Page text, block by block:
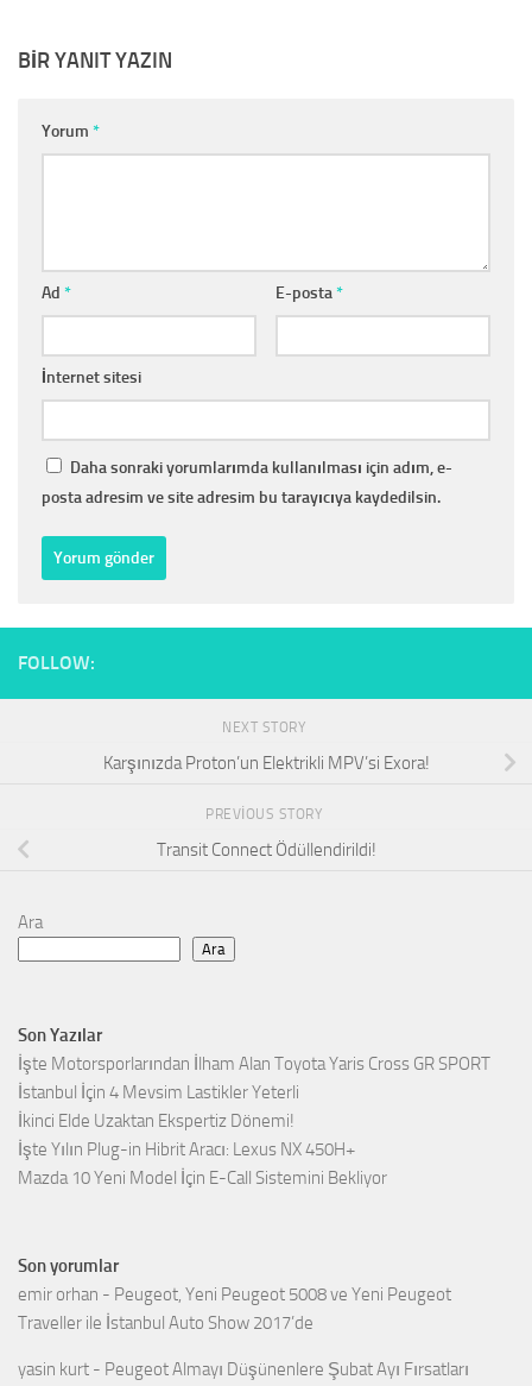
BIR YANIT YAZIN
Yorum *
Ad * E-posta*
İnternet sitesi
Daha sonraki yorumlarımda kullanılması için adım, e-
posta adresim ve site adresim bu tarayıcıya kaydedilsin.
FOLLOW:
NEXT STORY
Karşınızda Proton’un Elektrikli MPV’si Exora!
PREVIOUS STORY
Transit Connect Ödüllendirildi!
Ara
Ara
Son Yazılar
İşte Motorsporlarından İlham Alan Toyota Yaris Cross GR SPORT
İstanbul İçin 4 Mevsim Lastikler Yeterli
İkinci Elde Uzaktan Ekspertiz Dönemi!
İşte Yılın Plug-in Hibrit Aracı: Lexus NX 450H+
Mazda 10 Yeni Model İçin E-Call Sistemini Bekliyor
Son yorumlar
emir orhan - Peugeot, Yeni Peugeot 5008 ve Yeni Peugeot
Traveller ile İstanbul Auto Show 2017’de
yasin kurt - Peugeot Almayı Düşünenlere Şubat Ayı Fırsatları